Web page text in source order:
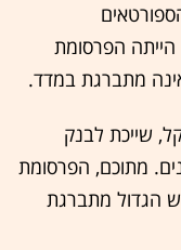
הייתה הפרסומת
מתברגת במדד.
שייכת לבנק
מתוכם, הפרסומת
הגדול מתברגת